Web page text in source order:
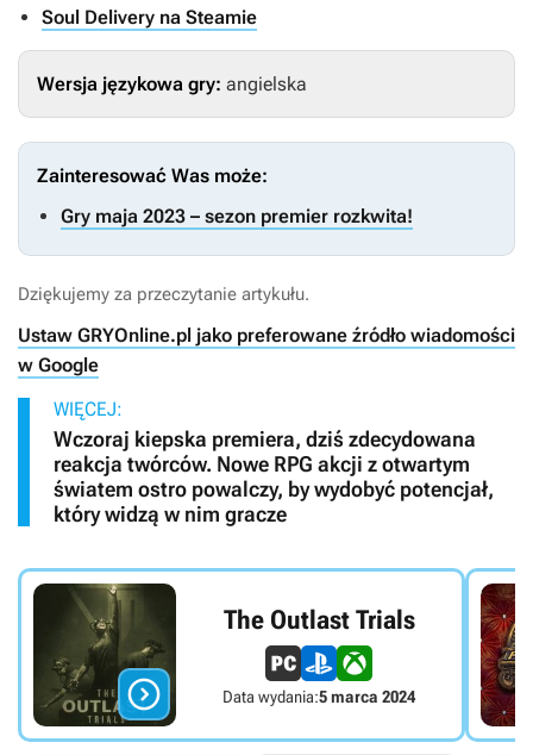
Soul Delivery na Steamie
Wersja językowa gry: angielska
Zainteresować Was może:
Gry maja 2023 – sezon premier rozkwita!
Dziękujemy za przeczytanie artykułu.
Ustaw GRYOnline.pl jako preferowane źródło wiadomości
w Google
WIĘCEJ:
Wczoraj kiepska premiera, dziś zdecydowana
reakcja twórców. Nowe RPG akcji z otwartym
światem ostro powalczy, by wydobyć potencjał,
który widzą w nim gracze

The Outlast Trials
Data wydania:5 marca 2024